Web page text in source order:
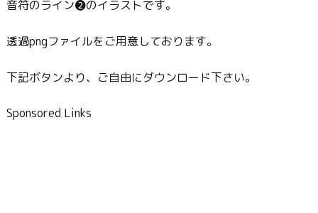
音符のライン❷のイラストです。
透過pngファイルをご用意しております。
下記ボタンより、ご自由にダウンロード下さい。
Sponsored Links